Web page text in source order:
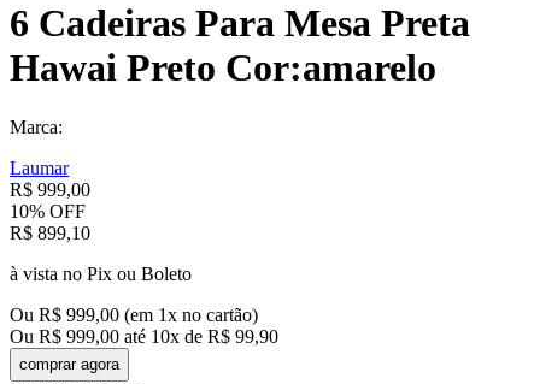
6 Cadeiras Para Mesa Preta
Hawai Preto Cor:amarelo
Marca:
Laumar
R$ 999,00
10% OFF
R$ 899,10
à vista no Pix ou Boleto
Ou R$ 999,00 (em 1x no cartão)
Ou R$ 999,00 até 10x de R$ 99,90
comprar agora